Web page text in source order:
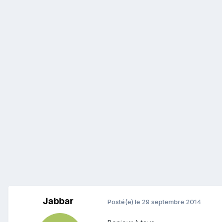
Jabbar Posté(e) le 29 septembre 2014